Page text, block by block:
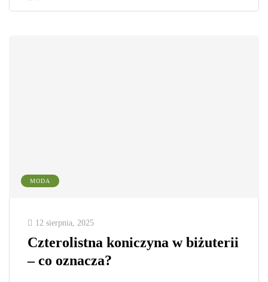
MODA
12 sierpnia, 2025
Czterolistna koniczyna w biżuterii
– co oznacza?